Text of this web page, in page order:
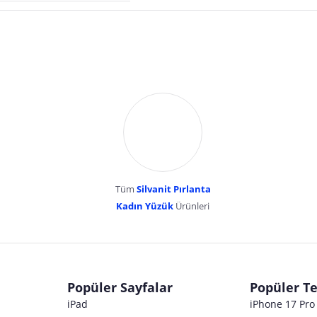
Tüm Silvanit Pırlanta
Kadın Yüzük Ürünleri
Popüler Sayfalar
iPad
Popüler
iPhone 17